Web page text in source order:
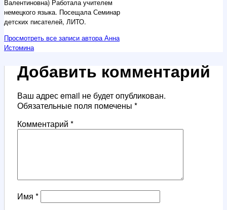
Валентиновна) Работала учителем
немецкого языка. Посещала Семинар
детских писателей, ЛИТО.
Просмотреть все записи автора Анна
Истомина
Добавить комментарий
Ваш адрес email не будет опубликован.
Обязательные поля помечены *
Комментарий *
Имя *